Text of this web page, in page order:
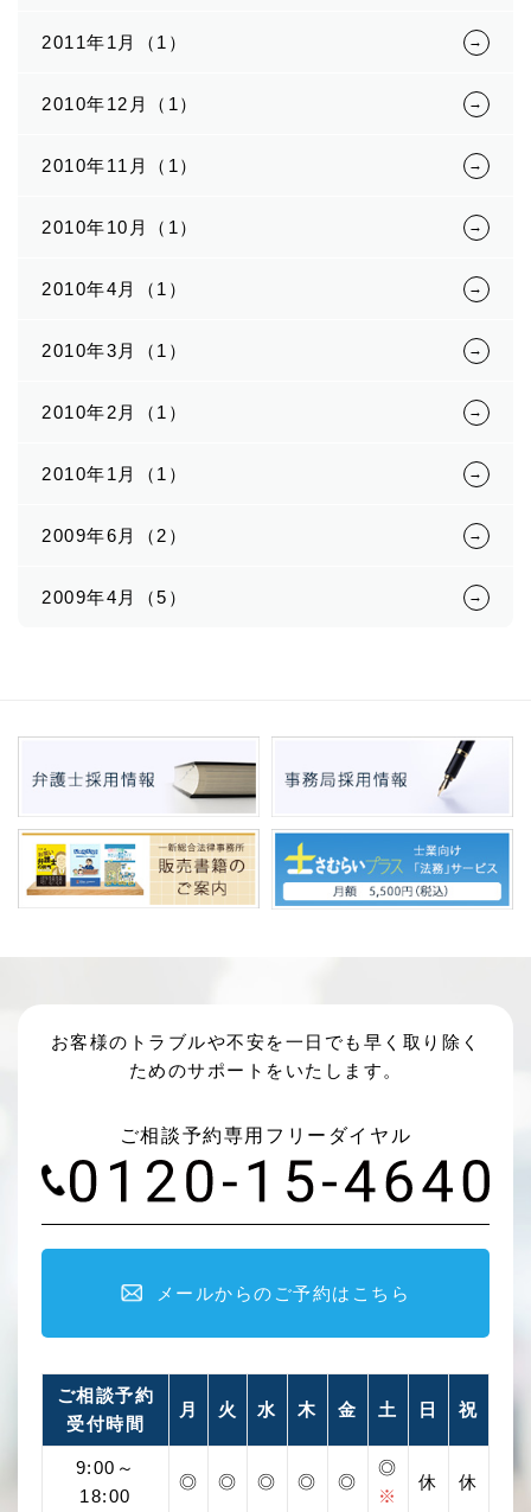
2011年1月（1）
2010年12月（1）
2010年11月（1）
2010年10月（1）
2010年4月（1）
2010年3月（1）
2010年2月（1）
2010年1月（1）
2009年6月（2）
2009年4月（5）
お客様のトラブルや不安を一日でも早く取り除く
ためのサポートをいたします。
ご相談予約専用フリーダイヤル
メールからのご予約はこちら
ご相談予約
受付時間
月 火 水 木 金 土 日 祝
9:00～
18:00
◎ ◎ ◎ ◎ ◎
◎
※
休 休